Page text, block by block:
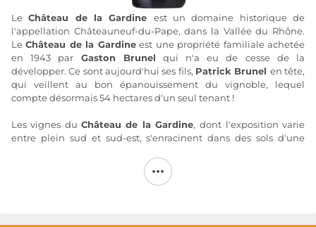
LeChâteau de la Gardine est un domaine historique de
l'appellation Châteauneuf-du-Pape, dans la Vallée du Rhône.
LeChâteau de la Gardineest une propriété familiale achetée
en 1943 par Gaston Brunel qui n'a eu de cesse de la
développer. Ce sont aujourd'hui ses fils, Patrick Brunel en tête,
qui veillent au bon épanouissement du vignoble, lequel
compte désormais 54 hectares d'un seul tenant !
Les vignes du Château de la Gardine, dont l'exposition varie
entre plein sud et sud-est, s'enracinent dans des sols d'une
et surplombent la Vallée du Rhône. Elles font l'objet de soins
raisonnés et d'une conduite sans concessions visant des